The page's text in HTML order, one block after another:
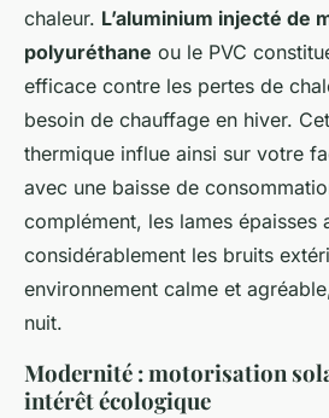
chaleur. L’aluminium injecté de
polyuréthane ou le PVC
efficace contre les pertes de
besoin de chauffage en hiver.
thermique influe ainsi sur votre
avec une baisse de
complément, les lames épaisses
considérablement les bruits
environnement calme et
nuit.
Modernité : motorisation
intérêt écologique